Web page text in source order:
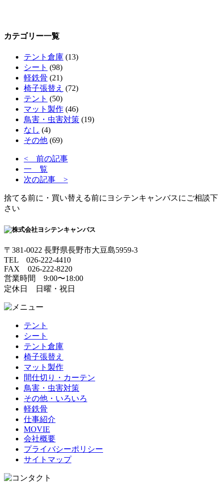
カテゴリー一覧
テント倉庫 (13)
シート (98)
軽鉄骨 (21)
椅子張替え (72)
テント (50)
マット製作 (46)
鳥害・虫害対策 (19)
なし (4)
その他 (69)
< 前の記事
一
覧
次の記事 >
捨てる前に・買い替える前にヨシテンキャンバスにご相談下
さい
〒381-0022 長野県長野市大豆島5959-3
TEL 026-222-4410
FAX 026-222-8220
営業時間 9:00〜18:00
定休日 日曜・祝日
テント
シート
テント倉庫
椅子張替え
マット製作
間仕切り・カーテン
鳥害・虫害対策
その他・いろいろ
軽鉄骨
仕事紹介
MOVIE
会社概要
プライバシーポリシー
サイトマップ